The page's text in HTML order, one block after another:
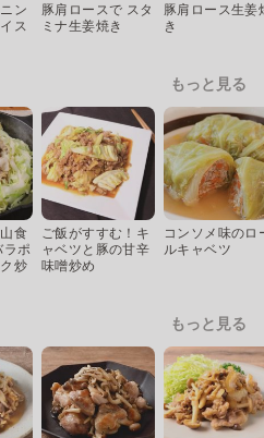
ン
ス
豚肩ロースで スタ
ミナ生姜焼き
豚肩ロース生姜
き
もっと見る
食
ラポ
炒
ご飯がすすむ！キ
ャベツと豚の甘辛
味噌炒め
コンソメ味のロ
ルキャベツ
もっと見る